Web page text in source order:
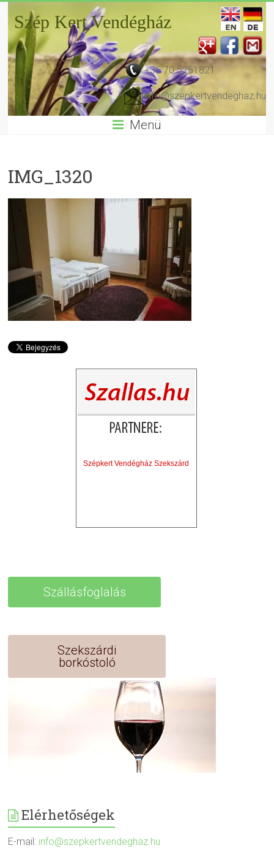
Szép Kert Vendégház
+36 70 5251821
info@szepkertvendeghaz.hu
Menü
IMG_1320
Szépkert Vendégház Szekszárd
Szállásfoglalás
Szekszárdi
borkóstoló
Elérhetőségek
E-mail: info@szepkertvendeghaz.hu